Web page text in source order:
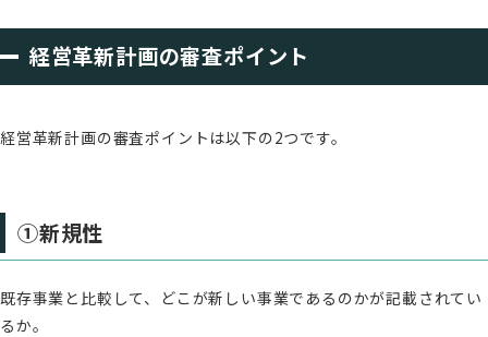
経営革新計画の審査ポイント
経営革新計画の審査ポイントは以下の2つです。
①新規性
既存事業と比較して、どこが新しい事業であるのかが記載されてい
るか。